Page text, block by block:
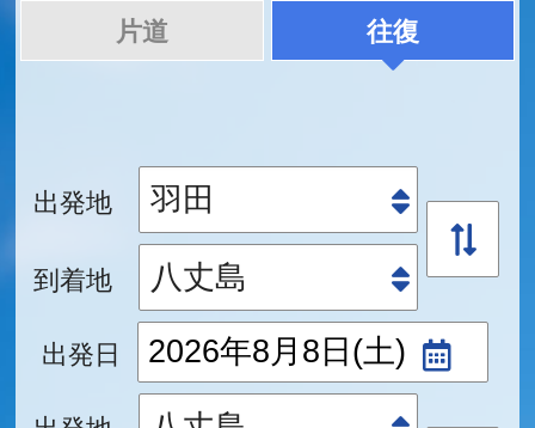
片道 往復
出発地
到着地
出発日